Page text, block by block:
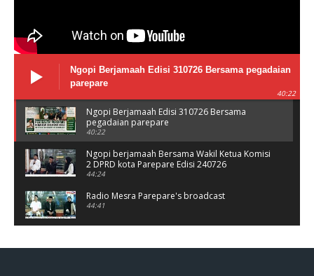
Ngopi Berjamaah Edisi 310726 Bersama pegadaian
parepare
40:22
Ngopi Berjamaah Edisi 310726 Bersama
pegadaian parepare
40:22
Ngopi berjamaah Bersama Wakil Ketua Komisi
2 DPRD kota Parepare Edisi 240726
44:24
Radio Mesra Parepare's broadcast
44:41
44:25